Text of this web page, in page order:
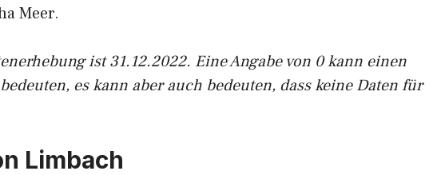
Meer.
ist 31.12.2022. Eine Angabe von 0 kann einen
es kann aber auch bedeuten, dass keine Daten für
Limbach